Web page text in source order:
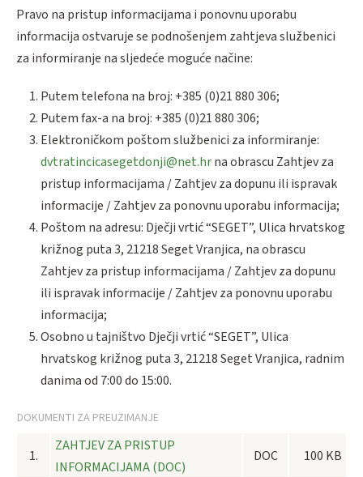
Pravo na pristup informacijama i ponovnu uporabu
informacija ostvaruje se podnošenjem zahtjeva službenici
za informiranje na sljedeće moguće načine:
Putem telefona na broj: +385 (0)21 880 306;
Putem fax-a na broj: +385 (0)21 880 306;
Elektroničkom poštom službenici za informiranje:
dvtratincicasegetdonji@net.hrna obrascu Zahtjev za
pristup informacijama / Zahtjev za dopunu ili ispravak
informacije / Zahtjev za ponovnu uporabu informacija;
Poštom na adresu: Dječji vrtić “SEGET”, Ulica hrvatskog
križnog puta 3, 21218 Seget Vranjica, na obrascu
Zahtjev za pristup informacijama / Zahtjev za dopunu
ili ispravak informacije / Zahtjev za ponovnu uporabu
informacija;
Osobno u tajništvo Dječji vrtić “SEGET”, Ulica
hrvatskog križnog puta 3, 21218 Seget Vranjica, radnim
danima od 7:00 do 15:00.
DOKUMENTI ZA PREUZIMANJE
1.
ZAHTJEV ZA PRISTUP
INFORMACIJAMA (DOC)
DOC 100 KB